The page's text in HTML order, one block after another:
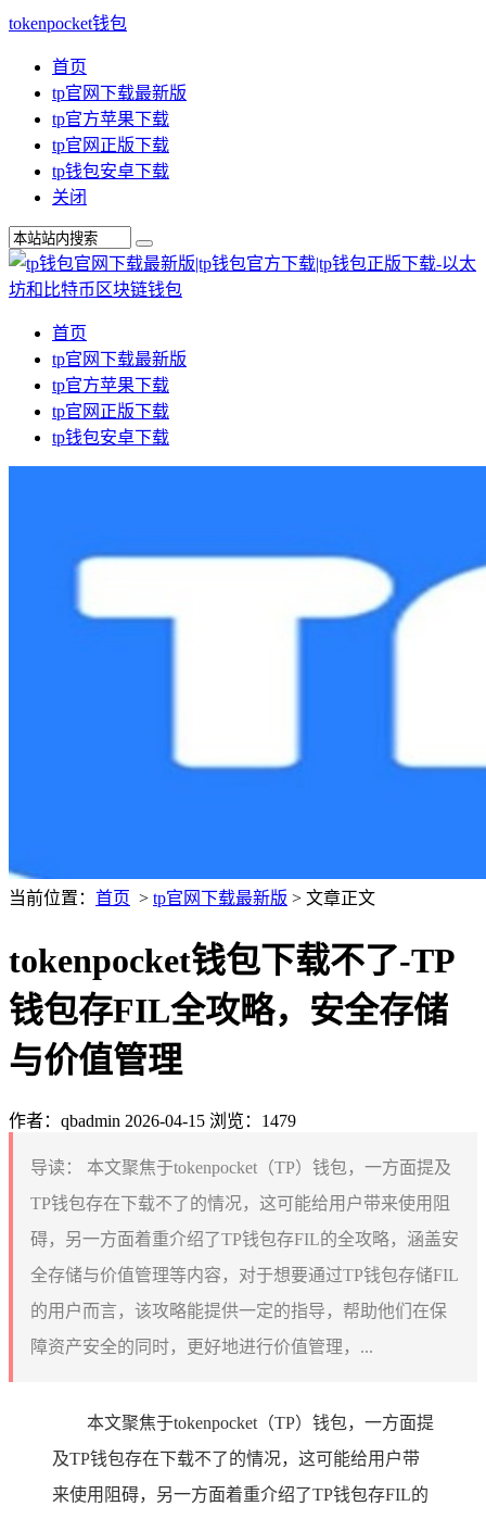
tokenpocket钱包
首页
tp官网下载最新版
tp官方苹果下载
tp官网正版下载
tp钱包安卓下载
关闭
首页
tp官网下载最新版
tp官方苹果下载
tp官网正版下载
tp钱包安卓下载
当前位置： 首页 > tp官网下载最新版 > 文章正文
tokenpocket钱包下载不了-TP
钱包存FIL全攻略，安全存储
与价值管理
作者：qbadmin 2026-04-15 浏览：1479
导读：
本文聚焦于tokenpocket（TP）钱包，一方面提及
TP钱包存在下载不了的情况，这可能给用户带来使用阻
碍，另一方面着重介绍了TP钱包存FIL的全攻略，涵盖安
全存储与价值管理等内容，对于想要通过TP钱包存储FIL
的用户而言，该攻略能提供一定的指导，帮助他们在保
障资产安全的同时，更好地进行价值管理，...
本文聚焦于tokenpocket（TP）钱包，一方面提
及TP钱包存在下载不了的情况，这可能给用户带
来使用阻碍，另一方面着重介绍了TP钱包存FIL的